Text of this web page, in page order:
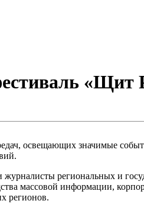
«Щит
освещающих значимые
региональных и
массовой информации,
регионов.